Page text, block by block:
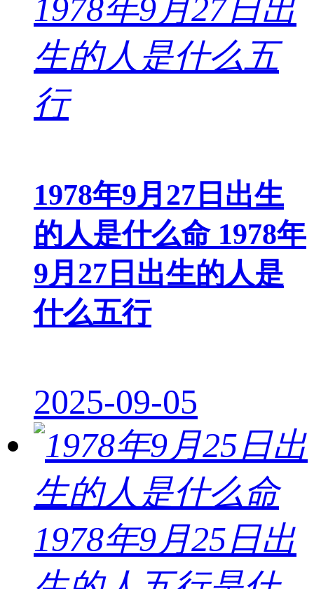
1978年9月27日出生
的人是什么命 1978年
9月27日出生的人是
什么五行
2025-09-05